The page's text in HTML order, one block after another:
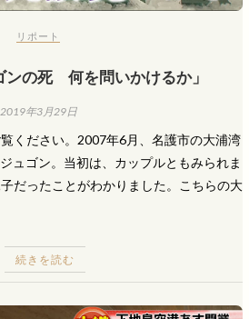
リポート
ンの死 何を問いかけるか」
2019年3月29日
ください。2007年6月、名護市の大浦湾
ュゴン。当初は、カップルともみられま
だったことがわかりました。こちらの大
続きを読む